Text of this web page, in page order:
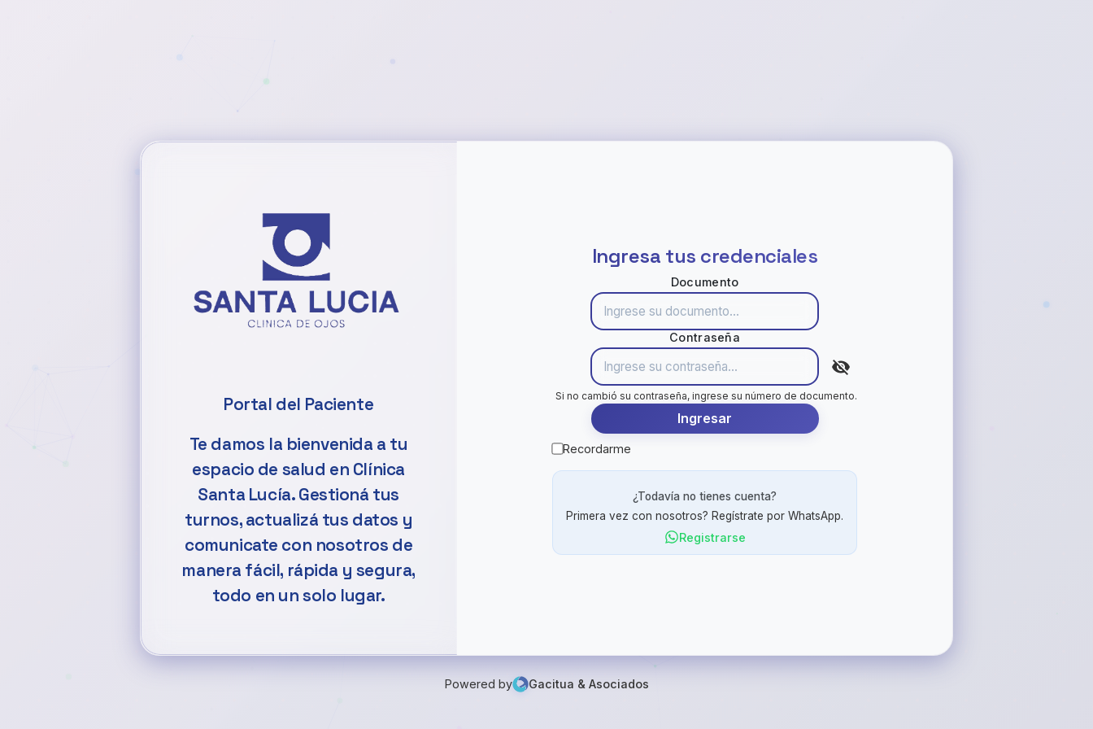
Portal del Paciente
Te damos la bienvenida a tu
espacio de salud en Clínica
Santa Lucía. Gestioná tus
turnos, actualizá tus datos y
comunicate con nosotros de
manera fácil, rápida y segura,
todo en un solo lugar.
Ingresa tus credenciales
Documento
Contraseña
Si no cambió su contraseña, ingrese su número de documento.
Ingresar
Recordarme
¿Todavía no tienes cuenta?
Primera vez con nosotros? Regístrate por WhatsApp.
Registrarse
Powered by Gacitua & Asociados